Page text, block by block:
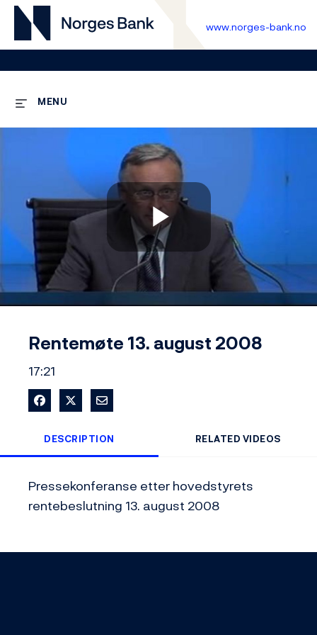
www.norges-bank.no
MENU
Play
Rentemøte 13. august 2008
17:21
Share on Facebook
Share on XShare via Email
DESCRIPTION RELATED VIDEOS
Pressekonferanse etter hovedstyrets
rentebeslutning 13. august 2008